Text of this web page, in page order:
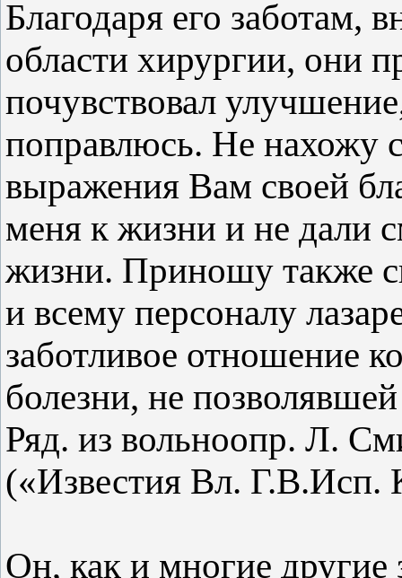
Благодаря его заботам,
области хирургии, они
почувствовал
поправлюсь. Не нахожу
выражения Вам своей
меня к жизни и не дали
жизни. Приношу также
и всему персоналу
заботливое отношение
болезни, не
Ряд. из вольноопр. Л.
(«Известия Вл.
Он, как и многие другие